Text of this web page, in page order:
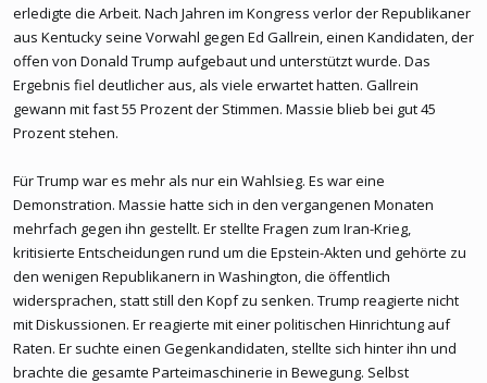
erledigte die Arbeit. Nach Jahren im Kongress verlor der Republikaner
aus Kentucky seine Vorwahl gegen Ed Gallrein, einen Kandidaten, der
offen von Donald Trump aufgebaut und unterstützt wurde. Das
Ergebnis fiel deutlicher aus, als viele erwartet hatten. Gallrein
gewann mit fast 55 Prozent der Stimmen. Massie blieb bei gut 45
Prozent stehen.
Für Trump war es mehr als nur ein Wahlsieg. Es war eine
Demonstration. Massie hatte sich in den vergangenen Monaten
mehrfach gegen ihn gestellt. Er stellte Fragen zum Iran-Krieg,
kritisierte Entscheidungen rund um die Epstein-Akten und gehörte zu
den wenigen Republikanern in Washington, die öffentlich
widersprachen, statt still den Kopf zu senken. Trump reagierte nicht
mit Diskussionen. Er reagierte mit einer politischen Hinrichtung auf
Raten. Er suchte einen Gegenkandidaten, stellte sich hinter ihn und
brachte die gesamte Parteimaschinerie in Bewegung. Selbst